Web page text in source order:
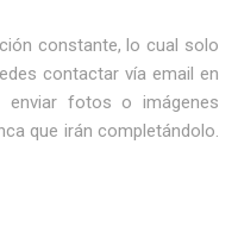
constante, lo cual solo
contactar vía email en
enviar fotos o imágenes
que irán completándolo.